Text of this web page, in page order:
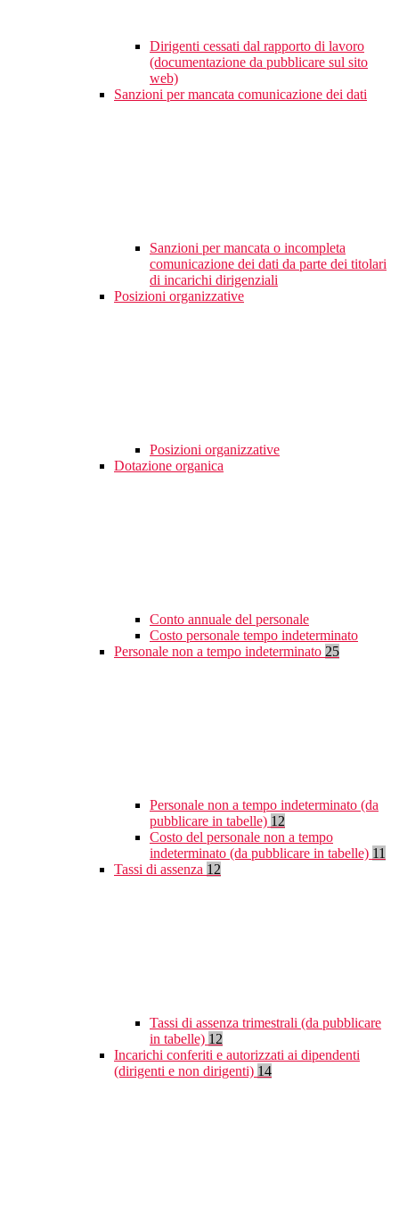
Dirigenti cessati dal rapporto di lavoro
(documentazione da pubblicare sul sito
web)
Sanzioni per mancata comunicazione dei dati
Sanzioni per mancata o incompleta
comunicazione dei dati da parte dei titolari
di incarichi dirigenziali
Posizioni organizzative
Posizioni organizzative
Dotazione organica
Conto annuale del personale
Costo personale tempo indeterminato
Personale non a tempo indeterminato 25
Personale non a tempo indeterminato (da
pubblicare in tabelle) 12
Costo del personale non a tempo
indeterminato (da pubblicare in tabelle) 11
Tassi di assenza 12
Tassi di assenza trimestrali (da pubblicare
in tabelle) 12
Incarichi conferiti e autorizzati ai dipendenti
(dirigenti e non dirigenti) 14